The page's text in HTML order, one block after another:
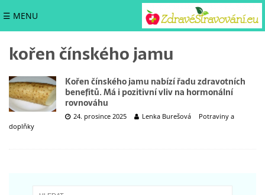
☰ MENU
kořen čínského jamu
Kořen čínského jamu nabízí řadu zdravotních
benefitů. Má i pozitivní vliv na hormonální
rovnováhu
24. prosince 2025 Lenka Burešová
Potraviny a
doplňky